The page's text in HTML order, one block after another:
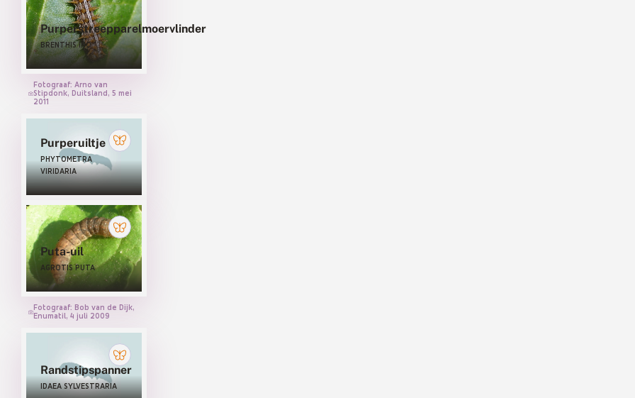
Eenstaartjes (DREPANIDAE)
Herfstspinners (BRAHMAEIDAE)
Houtboorders (COSSIDAE)
Nachtpauwogen (SATURNIIDAE)
Slakrupsen (LIMACODIDAE)
Spanners (GEOMETRIDAE)
Spinners (LASIOCAMPIDAE)
Spinneruilen (EREBIDAE)
Tandvlinders (NOTODONTIDAE)
Uilen (NOCTUIDAE)
Venstervlekjes (THYRIDIDAE)
Wespvlinders (SESIIDAE)
Wortelboorders (HEPIALIDAE)
Purperstreepparelmoervlinder
BRENTHIS INO
Fotograaf: Arno van
Stipdonk, Duitsland, 5 mei
2011
Purperuiltje
PHYTOMETRA
VIRIDARIA
Puta-uil
AGROTIS PUTA
Fotograaf: Bob van de Dijk,
Enumatil, 4 juli 2009
Randstipspanner
IDAEA SYLVESTRARIA